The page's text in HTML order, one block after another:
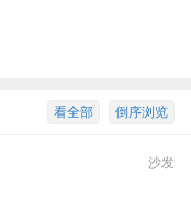
倒序浏览
看全部
沙发